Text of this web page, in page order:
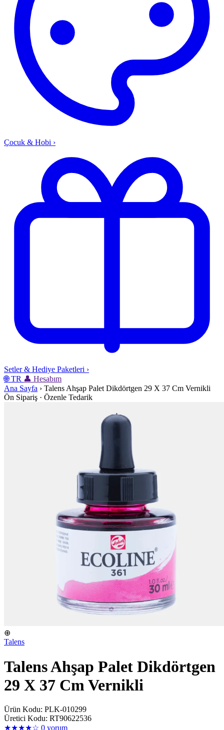
Çocuk & Hobi ›
Setler & Hediye Paketleri ›
🌐 TR 👤 Hesabım
Ana Sayfa › Talens Ahşap Palet Dikdörtgen 29 X 37 Cm Vernikli
Ön Sipariş · Özenle Tedarik
⊕
Talens
Talens Ahşap Palet Dikdörtgen
29 X 37 Cm Vernikli
Ürün Kodu: PLK-010299
Üretici Kodu: RT90622536
★★★★☆ 0 yorum